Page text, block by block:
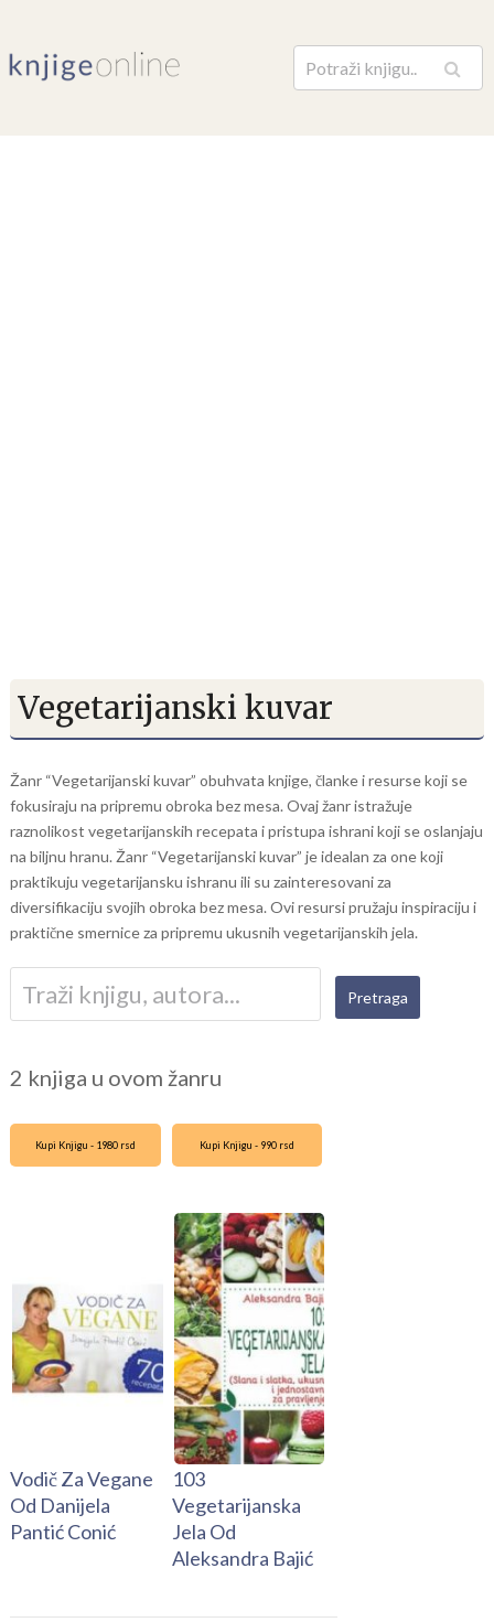
Pretraga
Vegetarijanski kuvar
Žanr “Vegetarijanski kuvar” obuhvata knjige, članke i resurse koji se
fokusiraju na pripremu obroka bez mesa. Ovaj žanr istražuje
raznolikost vegetarijanskih recepata i pristupa ishrani koji se oslanjaju
na biljnu hranu. Žanr “Vegetarijanski kuvar” je idealan za one koji
praktikuju vegetarijansku ishranu ili su zainteresovani za
diversifikaciju svojih obroka bez mesa. Ovi resursi pružaju inspiraciju i
praktične smernice za pripremu ukusnih vegetarijanskih jela.
2 knjiga u ovom žanru
Kupi Knjigu - 1980 rsd
Vodič Za Vegane
Od Danijela
Pantić Conić
Kupi Knjigu - 990 rsd
103
Vegetarijanska
Jela Od
Aleksandra Bajić